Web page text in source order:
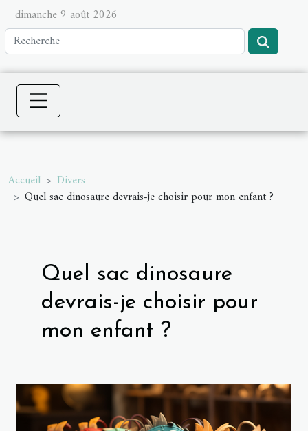
dimanche 9 août 2026
Accueil
Divers
Quel sac dinosaure devrais-je choisir pour mon enfant ?
Quel sac dinosaure
devrais-je choisir pour
mon enfant ?